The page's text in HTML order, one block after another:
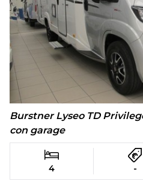
Burstner Lyseo TD
con garage
4 -